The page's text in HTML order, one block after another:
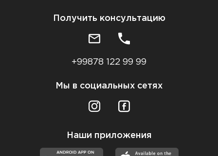
Получить консультацию
+99878 122 99 99
Мы в социальных сетях
Наши приложения